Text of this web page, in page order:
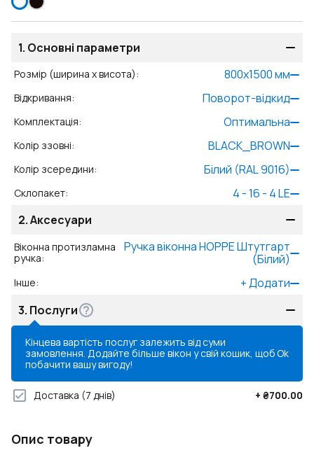
1. Основні параметри
Розмір (ширина x висота): 800x1500мм
Відкривання: Поворот-відкид
Комплектація: Оптимальна
Колір ззовні: BLACK_BROWN
Колір зсередини: Білий (RAL 9016)
Склопакет:
4 - 16 - 4 LE
2.Аксесуари
Віконна протизламна
ручка:
Ручка віконна HOPPE Штутгарт
(Білий)
Інше: +Додати
3. Послуги
Кінцева вартість послуг залежить від суми
замовлення. Додайте більше вікон у свій кошик, щоб
побачити вашу вигоду!
Ok
Доставка (7 днів) + ₴700.00
Опис товару